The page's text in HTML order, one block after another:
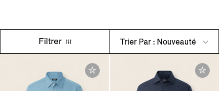
Filtrer Trier Par : Nouveauté